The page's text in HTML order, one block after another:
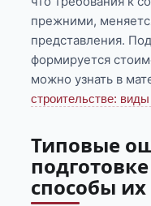
прежними,
представления.
формируется
можно узнать в
строительстве:
Типовые
способы